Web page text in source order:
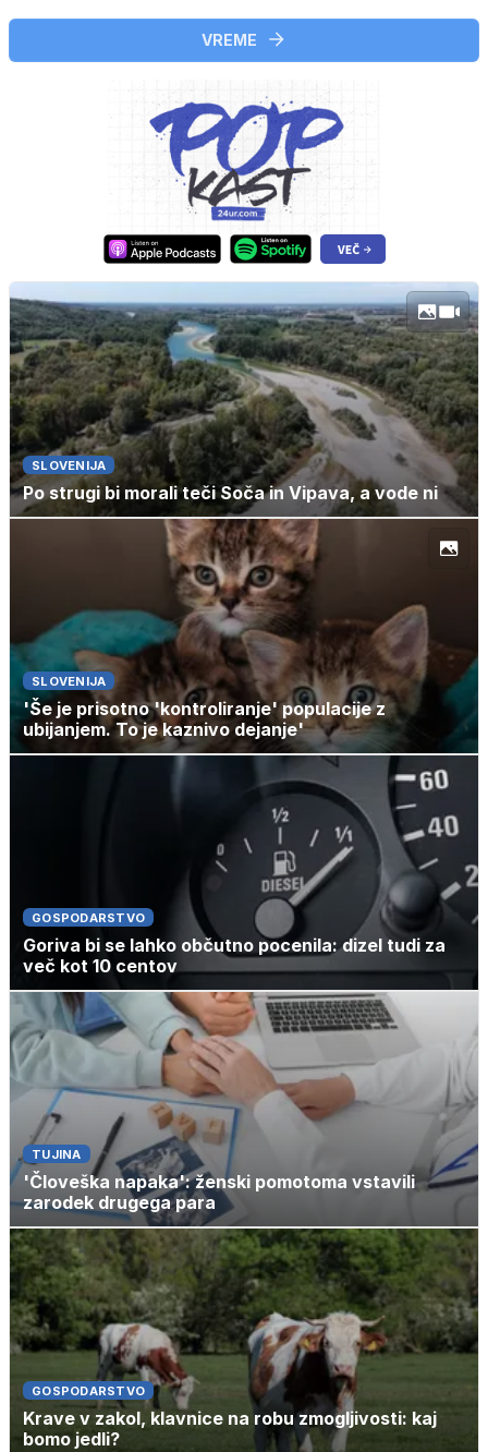
VREME
SLOVENIJA
Po strugi bi morali teči Soča in Vipava, a vode ni
SLOVENIJA
'Še je prisotno 'kontroliranje' populacije z
ubijanjem. To je kaznivo dejanje'
GOSPODARSTVO
Goriva bi se lahko občutno pocenila: dizel tudi za
več kot 10 centov
TUJINA
'Človeška napaka': ženski pomotoma vstavili
zarodek drugega para
GOSPODARSTVO
Krave v zakol, klavnice na robu zmogljivosti: kaj
bomo jedli?